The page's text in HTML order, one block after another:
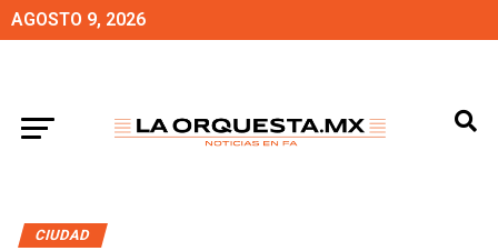
AGOSTO 9, 2026
CIUDAD